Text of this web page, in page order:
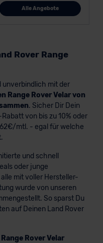
Alle Angebote
Rover Range
mit der
Range Rover Velar von
. Sicher Dir Dein
von bis zu 10% oder
mtl. - egal für welche
und schnell
oder junge
mit voller Hersteller-
wurde von unseren
So sparst Du
auf Deinen Land Rover
Rover Velar